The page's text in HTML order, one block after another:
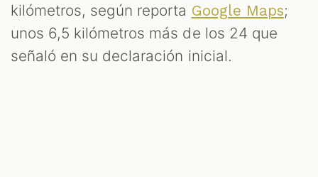
kilómetros, según reporta Google Maps;
unos 6,5 kilómetros más de los 24 que
señaló en su declaración inicial.